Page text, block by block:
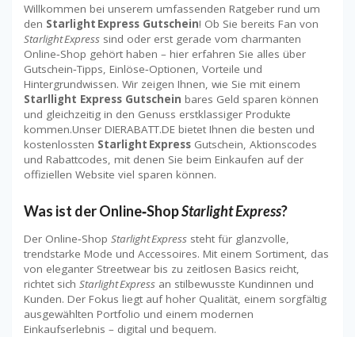
Willkommen bei unserem umfassenden Ratgeber rund um
den Starlight Express Gutschein! Ob Sie bereits Fan von
Starlight Express sind oder erst gerade vom charmanten
Online‑Shop gehört haben – hier erfahren Sie alles über
Gutschein‑Tipps, Einlöse‑Optionen, Vorteile und
Hintergrundwissen. Wir zeigen Ihnen, wie Sie mit einem
Starllight Express Gutschein bares Geld sparen können
und gleichzeitig in den Genuss erstklassiger Produkte
kommen.Unser DIERABATT.DE bietet Ihnen die besten und
kostenlossten Starlight Express Gutschein, Aktionscodes
und Rabattcodes, mit denen Sie beim Einkaufen auf der
offiziellen Website viel sparen können.
Was ist der Online‑ShopStarlight Express?
Der Online‑Shop Starlight Express steht für glanzvolle,
trendstarke Mode und Accessoires. Mit einem Sortiment, das
von eleganter Streetwear bis zu zeitlosen Basics reicht,
richtet sich Starlight Express an stilbewusste Kundinnen und
Kunden. Der Fokus liegt auf hoher Qualität, einem sorgfältig
ausgewählten Portfolio und einem modernen
Einkaufserlebnis – digital und bequem.